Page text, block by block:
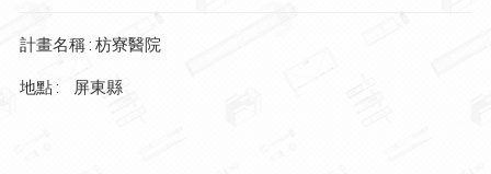
計畫名稱 : 枋寮醫院
地點 : 屏東縣